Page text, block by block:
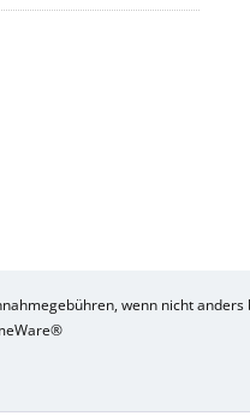
wenn nicht anders